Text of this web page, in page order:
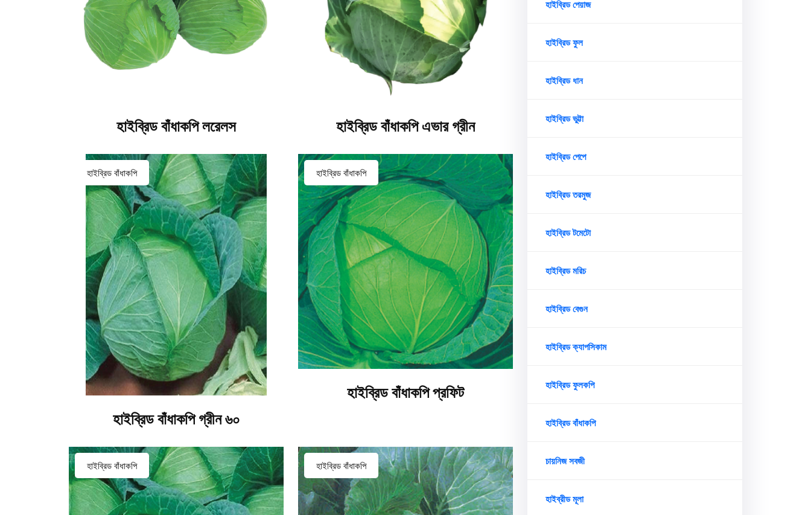
হাইব্রিড বাঁধাকপি লরেলস হাইব্রিড বাঁধাকপি এভার গ্রীন
হাইব্রিড বাঁধাকপি
হাইব্রিড বাঁধাকপি গ্রীন ৬০
হাইব্রিড বাঁধাকপি
হাইব্রিড বাঁধাকপি প্রফিট
হাইব্রিড বাঁধাকপি হাইব্রিড বাঁধাকপি
হাইব্রিড পেয়াজ
হাইব্রিড ফুল
হাইব্রিড ধান
হাইব্রিড ভুট্টা
হাইব্রিড পেপে
হাইব্রিড তরমুজ
হাইব্রিড টমেটো
হাইব্রিড মরিচ
হাইব্রিড বেগুন
হাইব্রিড ক্যাপসিকাম
হাইব্রিড ফুলকপি
হাইব্রিড বাঁধাকপি
চায়নিজ সবজী
হাইব্রীড মূলা